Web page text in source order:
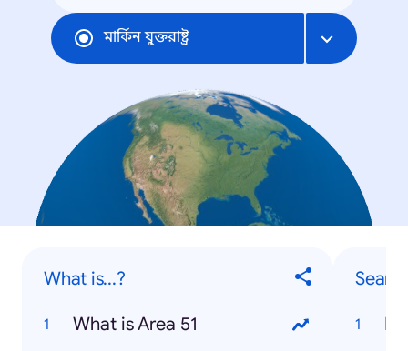
মার্কিন যুক্তরাষ্ট্র
What is...?
What is Area 51